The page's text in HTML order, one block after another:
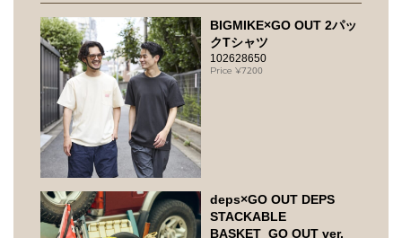
BIGMIKE×GO OUT 2パッ
クTシャツ
102628650
7200
deps×GO OUT DEPS
STACKABLE
BASKET_GO OUT ver.